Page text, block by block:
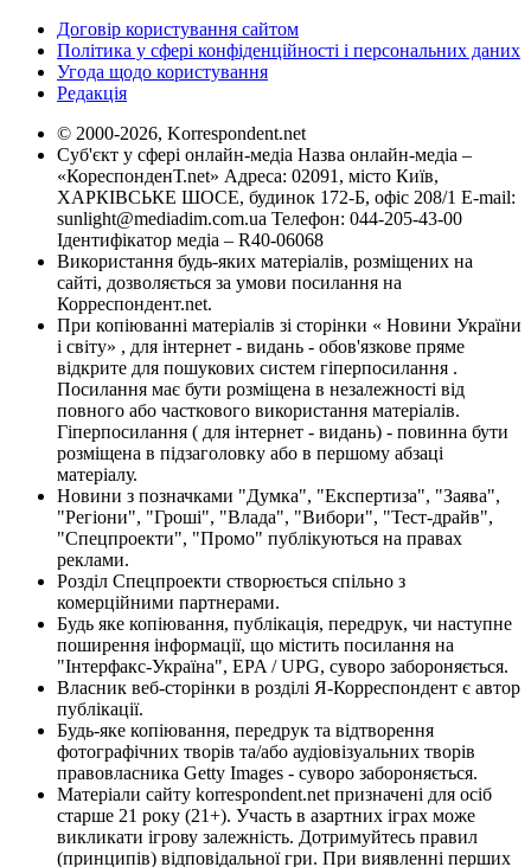
Договір користування сайтом
Політика у сфері конфіденційності і персональних даних
Угода щодо користування
Редакція
© 2000-2026, Korrespondent.net
Суб'єкт у сфері онлайн-медіа Назва онлайн-медіа –
«КореспонденТ.net» Адреса: 02091, місто Київ,
ХАРКІВСЬКЕ ШОСЕ, будинок 172-Б, офіс 208/1 E-mail:
sunlight@mediadim.com.ua Телефон: 044-205-43-00
Ідентифікатор медіа – R40-06068
Використання будь-яких матеріалів, розміщених на
сайті, дозволяється за умови посилання на
Корреспондент.net.
При копіюванні матеріалів зі сторінки « Новини України
і світу» , для інтернет - видань - обов'язкове пряме
відкрите для пошукових систем гіперпосилання .
Посилання має бути розміщена в незалежності від
повного або часткового використання матеріалів.
Гіперпосилання ( для інтернет - видань) - повинна бути
розміщена в підзаголовку або в першому абзаці
матеріалу.
Новини з позначками "Думка", "Експертиза", "Заява",
"Регіони", "Гроші", "Влада", "Вибори", "Тест-драйв",
"Спецпроекти", "Промо" публікуються на правах
реклами.
Розділ Спецпроекти створюється спільно з
комерційними партнерами.
Будь яке копіювання, публікація, передрук, чи наступне
поширення інформації, що містить посилання на
"Інтерфакс-Україна", EPA / UPG, суворо забороняється.
Власник веб-сторінки в розділі Я-Корреспондент є автор
публікації.
Будь-яке копіювання, передрук та відтворення
фотографічних творів та/або аудіовізуальних творів
правовласника Getty Images - суворо забороняється.
Матеріали сайту korrespondent.net призначені для осіб
старше 21 року (21+). Участь в азартних іграх може
викликати ігрову залежність. Дотримуйтесь правил
(принципів) відповідальної гри. При виявленні перших